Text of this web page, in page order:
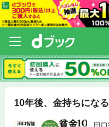
10年後、金持ちにな
田